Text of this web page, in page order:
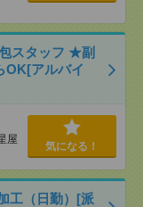
スタッフ ★副
アルバイ
屋
気になる！
工（日勤）[派